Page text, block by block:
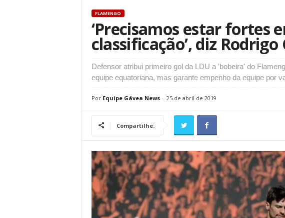
FLAMENGO
‘Precisamos estar fortes
classificação’, diz Rodrigo
Defensor atribui primeiro gol da LDU a 'bobeira' do
equipe equatoriana, mas garante empenho da equipe por
Por Equipe Gávea News- 25 de abril de 2019
Compartilhe: